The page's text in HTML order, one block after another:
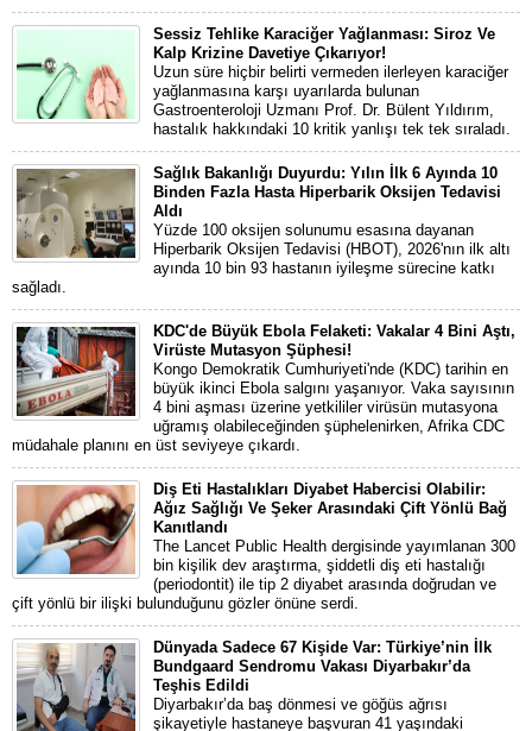
Sessiz Tehlike Karaciğer Yağlanması: Siroz Ve
Kalp Krizine Davetiye Çıkarıyor!
Uzun süre hiçbir belirti vermeden ilerleyen karaciğer
yağlanmasına karşı uyarılarda bulunan
Gastroenteroloji Uzmanı Prof. Dr. Bülent Yıldırım,
hastalık hakkındaki 10 kritik yanlışı tek tek sıraladı.
Sağlık Bakanlığı Duyurdu: Yılın İlk 6 Ayında 10
Binden Fazla Hasta Hiperbarik Oksijen Tedavisi
Aldı
Yüzde 100 oksijen solunumu esasına dayanan
Hiperbarik Oksijen Tedavisi (HBOT), 2026'nın ilk altı
ayında 10 bin 93 hastanın iyileşme sürecine katkı
sağladı.
KDC'de Büyük Ebola Felaketi: Vakalar 4 Bini Aştı,
Virüste Mutasyon Şüphesi!
Kongo Demokratik Cumhuriyeti'nde (KDC) tarihin en
büyük ikinci Ebola salgını yaşanıyor. Vaka sayısının
4 bini aşması üzerine yetkililer virüsün mutasyona
uğramış olabileceğinden şüphelenirken, Afrika CDC
müdahale planını en üst seviyeye çıkardı.
Diş Eti Hastalıkları Diyabet Habercisi Olabilir:
Ağız Sağlığı Ve Şeker Arasındaki Çift Yönlü Bağ
Kanıtlandı
The Lancet Public Health dergisinde yayımlanan 300
bin kişilik dev araştırma, şiddetli diş eti hastalığı
(periodontit) ile tip 2 diyabet arasında doğrudan ve
çift yönlü bir ilişki bulunduğunu gözler önüne serdi.
Dünyada Sadece 67 Kişide Var: Türkiye’nin İlk
Bundgaard Sendromu Vakası Diyarbakır’da
Teşhis Edildi
Diyarbakır’da baş dönmesi ve göğüs ağrısı
şikayetiyle hastaneye başvuran 41 yaşındaki